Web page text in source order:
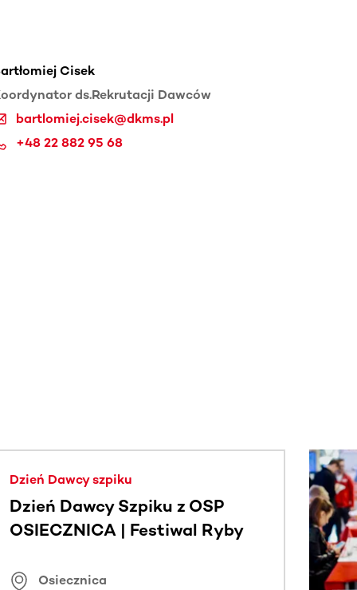
Cisek
ds.Rekrutacji Dawców
bartlomiej.cisek@dkms.pl
+48 22 882 95 68
Dzień Dawcy szpiku
Dzień Dawcy Szpiku z OSP
OSIECZNICA | Festiwal Ryby
Osiecznica